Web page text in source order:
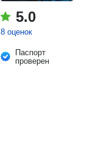
5.0
8 оценок
Паспорт
проверен